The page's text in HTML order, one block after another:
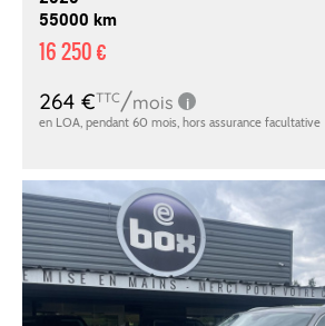
55000 km
16 250 €